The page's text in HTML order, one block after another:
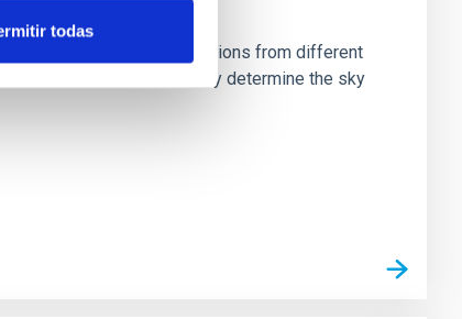
todas
Cross, including observations from different
lens system to accurately determine the sky